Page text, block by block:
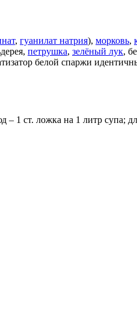
, гуанилат натрия), морковь,
петрушка, зелёный лук,
белой спаржи
1 ст. ложка на 1 литр супа;